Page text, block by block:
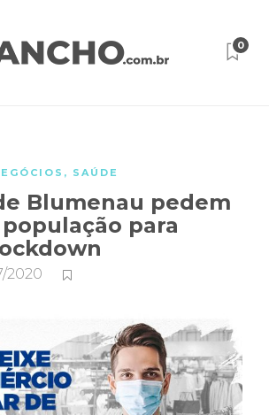
0
, SAÚDE
Blumenau pedem
para
2020